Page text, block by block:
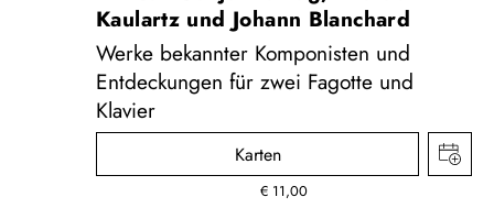
Kaulartz und Johann Blanchard
Werke bekannter Komponisten und
Entdeckungen für zwei Fagotte und
Klavier
Karten
€ 11,00